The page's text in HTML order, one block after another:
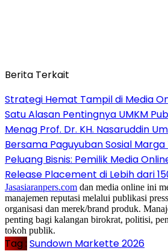
Berita Terkait
Strategi Hemat Tampil di Media
Satu Alasan Pentingnya UMKM
Menag Prof. Dr. KH. Nasaruddin
Bersama Paguyuban Sosial
Peluang Bisnis: Pemilik Media
Release Placement di Lebih dari
Jasasiaranpers.com dan media online ini
manajemen reputasi melalui publikasi
organisasi dan merek/brand produk.
penting bagi kalangan birokrat, politisi,
tokoh publik.
Tag : Sundown Markette 2026